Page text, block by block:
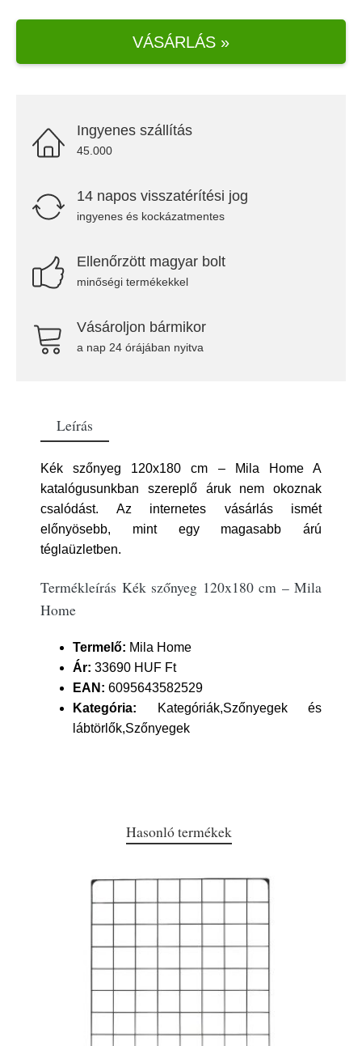
VÁSÁRLÁS »
Ingyenes szállítás
45.000
14 napos visszatérítési jog
ingyenes és kockázatmentes
Ellenőrzött magyar bolt
minőségi termékekkel
Vásároljon bármikor
a nap 24 órájában nyitva
Leírás
Kék szőnyeg 120x180 cm – Mila Home A
katalógusunkban szereplő áruk nem okoznak
csalódást. Az internetes vásárlás ismét
előnyösebb, mint egy magasabb árú
téglaüzletben.
Termékleírás Kék szőnyeg 120x180 cm – Mila
Home
Termelő: Mila Home
Ár: 33690 HUF Ft
EAN: 6095643582529
Kategória: Kategóriák,Szőnyegek és
lábtörlők,Szőnyegek
Hasonló termékek